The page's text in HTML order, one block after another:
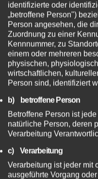
identifizierte oder
„betroffene Person")
Person angesehen, die
Zuordnung zu einer
Kennnummer, zu
einem oder mehreren
physischen,
wirtschaftlichen,
Person sind, identifiziert
b) betroffene Person
Betroffene Person ist
natürliche Person, deren
Verarbeitung
c) Verarbeitung
Verarbeitung ist jeder mit
ausgeführte Vorgang